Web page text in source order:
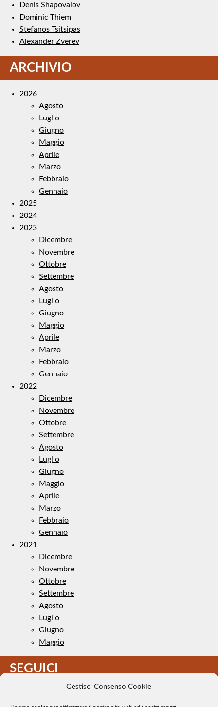
Gestisci Consenso Cookie
Denis Shapovalov
Dominic Thiem
Stefanos Tsitsipas
Alexander Zverev
ARCHIVIO
2026
Agosto
Luglio
Giugno
Maggio
Aprile
Marzo
Febbraio
Gennaio
2025
2024
2023
Dicembre
Novembre
Ottobre
Settembre
Agosto
Luglio
Giugno
Maggio
Aprile
Marzo
Febbraio
Gennaio
2022
Dicembre
Novembre
Ottobre
Settembre
Agosto
Luglio
Giugno
Maggio
Aprile
Marzo
Febbraio
Gennaio
2021
Dicembre
Novembre
Ottobre
Settembre
Agosto
Luglio
Giugno
Maggio
SEGUICI